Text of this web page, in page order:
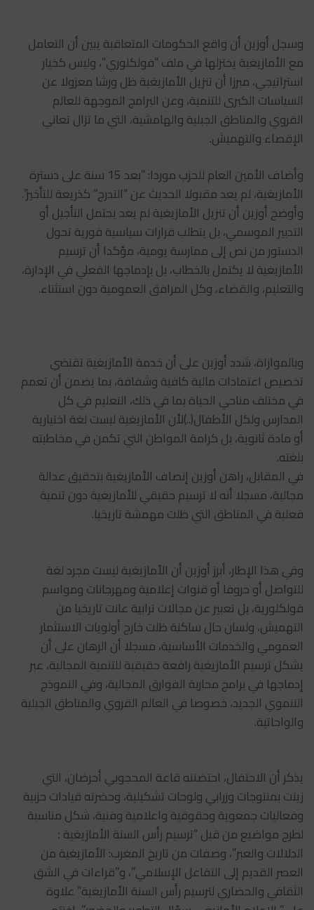
وسجل أوزين أن واقع الحكومات المتعاقبة يبين أن التعامل
مع الأمازيغية يختزلها في ملف “فولكلوري”، وليس كخيار
استراتيجي، مبرزا أن تنزيل الأمازيغية ظل ورشا معزولا عن
السياسات الكبرى للتنمية، وعن البرامج الموجهة للعالم
القروي والمناطق الجبلية والهامشية، التي ما تزال تعاني
الإقصاء والتهميش.
وأضاف الأمين العام للحزب موردا: “بعد 15 سنة على دسترة
الأمازيغية، لم يعد مقبولا الحديث عن “التدرج” كذريعة للتأخير”.
وأوضح أوزين أن تنزيل الأمازيغية لم يعد يحتمل التأجيل أو
التدبير الموسمي، بل يتطلب قرارات سياسية فورية تحول
الدستور من نص إلى ممارسة يومية، مؤكدا أن ترسيم
الأمازيغية لا يكتمل بالخطاب، بل بإدماجها الفعلي في الإدارة،
والتعليم، والقضاء، وكل المرافق العمومية دون استثناء.
وبالموازاة، شدد أوزين على أن خدمة الأمازيغية تقتضي
تخصيص اعتمادات مالية كافية وشفافة، بما يضمن أن تعمم
في مختلف مناحي الحياة بما في ذلك، التعليم في كل
المدارس ولكل الأطفال(..)لأن الأمازيغية ليست لغة اختيارية
أو مادة ثانوية، بل كرامة المواطن التي تكمن في مخاطبته
بلغته.
في المقابل، راهن أوزين إنصاف الأمازيغية بتحقيق عدالة
مجالية، مسجلا أنه لا ترسيم حقيقي للأمازيغية دون تنمية
فعلية في المناطق التي ظلت مهمشة تاريخيا.
وفي هذا الإطار، أبرز أوزين أن الأمازيغية ليست مجرد لغة
للتواصل أو حروفا أو قنوات إعلامية ومهرجانات ومواسم
فولكلورية، بل تعبير عن مجالات ترابية عانت تاريخيا من
التهميش، ولسان حال ساكنة ظلت خارج أولويات الاستثمار
العمومي والخدمات الأساسية، مسجلا أن الرهان على أن
يشكل ترسيم الأمازيغية رافعة حقيقية للتنمية المجالية، عبر
إدماجها في برامج محاربة الفوارق المجالية، وفي النموذج
التنموي الجديد، خصوصا في العالم القروي والمناطق الجبلية
والواحاتية.
يذكر أن الاحتفال، احتضنته قاعة المحجوبي أحرضان، التي
زينت بمنتوجات وزرابي ولوحات تشكيلية، وحضرته قيادات حزبية
وفعاليات جمعوية وحقوقية واعلامية وفنية، شكل مناسبة
لطرح مواضيع من قبل “ترسيم رأس السنة الأمازيغية :
الدلالات والعبر”، وصفات من تاريخ المغرب: الأمازيغية من
العصر القديم إلى التفاعل الإسلامي”، و”قراءات في الشق
الثقافي والحضاري لترسيم رأس السنة الأمازيغية” علاوة